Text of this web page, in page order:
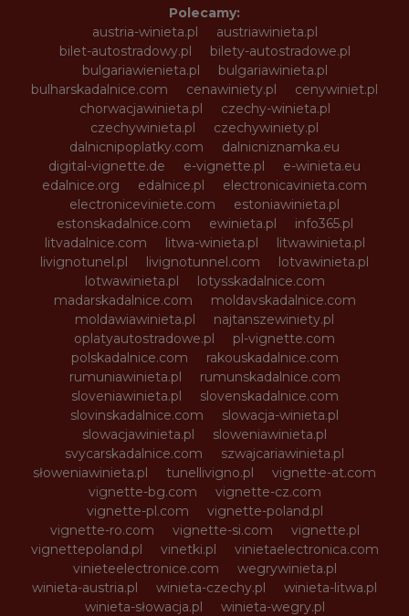
Polecamy:
austria-winieta.pl
austriawinieta.pl
bilet-autostradowy.pl
bilety-autostradowe.pl
bulgariawienieta.pl
bulgariawinieta.pl
bulharskadalnice.com
cenawiniety.pl
cenywiniet.pl
chorwacjawinieta.pl
czechy-winieta.pl
czechywinieta.pl
czechywiniety.pl
dalnicnipoplatky.com
dalnicniznamka.eu
digital-vignette.de
e-vignette.pl
e-winieta.eu
edalnice.org
edalnice.pl
electronicavinieta.com
electroniceviniete.com
estoniawinieta.pl
estonskadalnice.com
ewinieta.pl
info365.pl
litvadalnice.com
litwa-winieta.pl
litwawinieta.pl
livignotunel.pl
livignotunnel.com
lotvawinieta.pl
lotwawinieta.pl
lotysskadalnice.com
madarskadalnice.com
moldavskadalnice.com
moldawiawinieta.pl
najtanszewiniety.pl
oplatyautostradowe.pl
pl-vignette.com
polskadalnice.com
rakouskadalnice.com
rumuniawinieta.pl
rumunskadalnice.com
sloveniawinieta.pl
slovenskadalnice.com
slovinskadalnice.com
slowacja-winieta.pl
slowacjawinieta.pl
sloweniawinieta.pl
svycarskadalnice.com
szwajcariawinieta.pl
słoweniawinieta.pl
tunellivigno.pl
vignette-at.com
vignette-bg.com
vignette-cz.com
vignette-pl.com
vignette-poland.pl
vignette-ro.com
vignette-si.com
vignette.pl
vignettepoland.pl
vinetki.pl
vinietaelectronica.com
vinieteelectronice.com
wegrywinieta.pl
winieta-austria.pl
winieta-czechy.pl
winieta-litwa.pl
winieta-słowacja.pl
winieta-wegry.pl